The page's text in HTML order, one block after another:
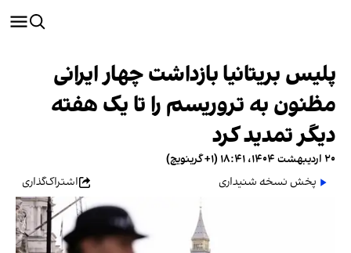
پلیس بریتانیا بازداشت چهار ایرانی
مظنون به تروریسم را تا یک هفته
دیگر تمدید کرد
۲۰ اردیبهشت ۱۴۰۴، ۱۸:۴۱ (‎+۱ گرینویچ)
پخش نسخه شنیداری
اشتراک‌گذاری